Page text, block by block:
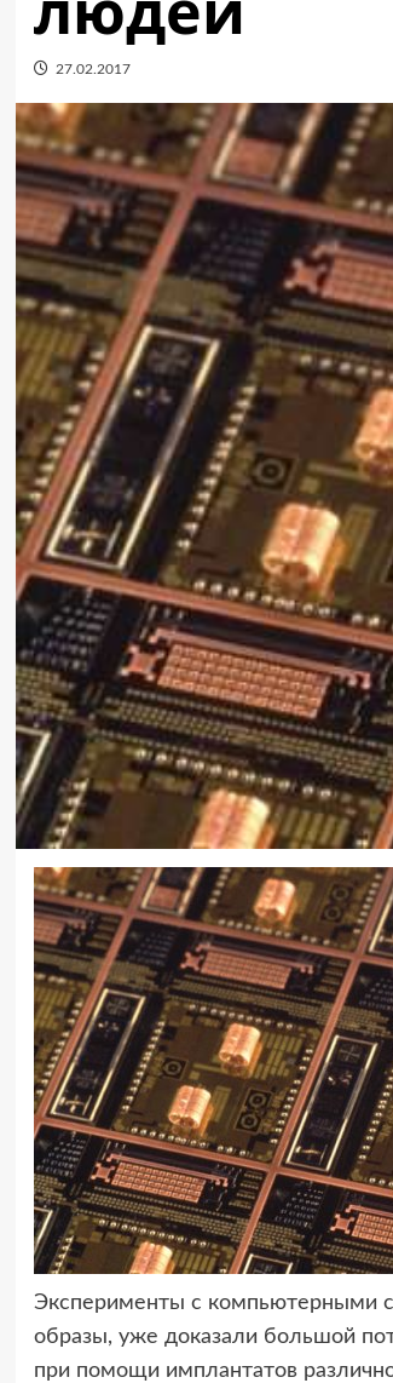
27.02.2017
Эксперименты с компьютерными
образы, уже доказали большой
при помощи имплантатов